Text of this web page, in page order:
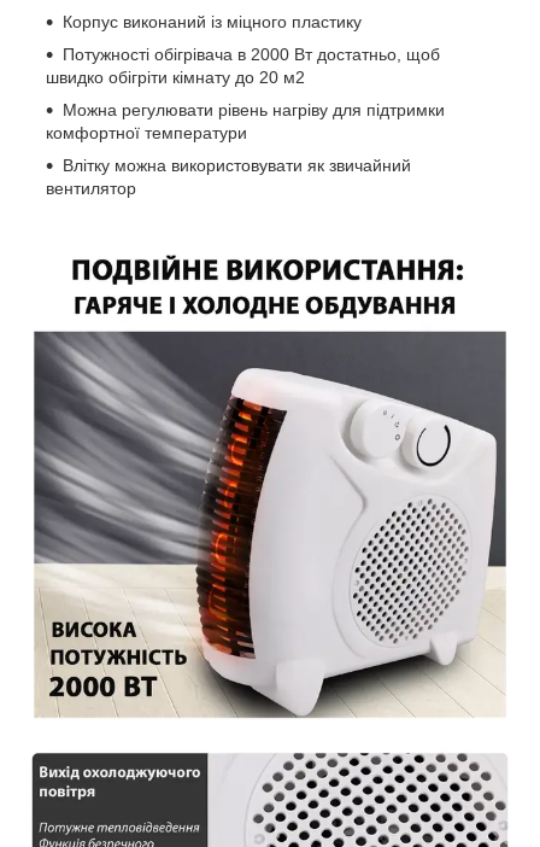
Корпус виконаний із міцного пластику
Потужності обігрівача в 2000 Вт достатньо, щоб
швидко обігріти кімнату до 20 м2
Можна регулювати рівень нагріву для підтримки
комфортної температури
Влітку можна використовувати як звичайний
вентилятор